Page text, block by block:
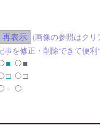
(画像の参照はクリ
事を修正・削除できて便利
■
■
□
□